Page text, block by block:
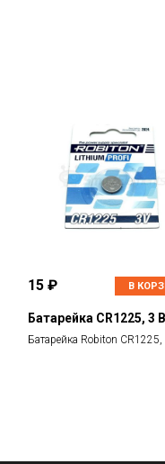
15 ₽ В
Батарейка CR1225, 3 В
Батарейка Robiton